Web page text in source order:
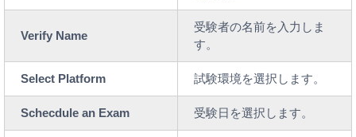
Verify Name
受験者の名前を入力しま
す。
Select Platform 試験環境を選択します。
Schecdule an Exam 受験日を選択します。